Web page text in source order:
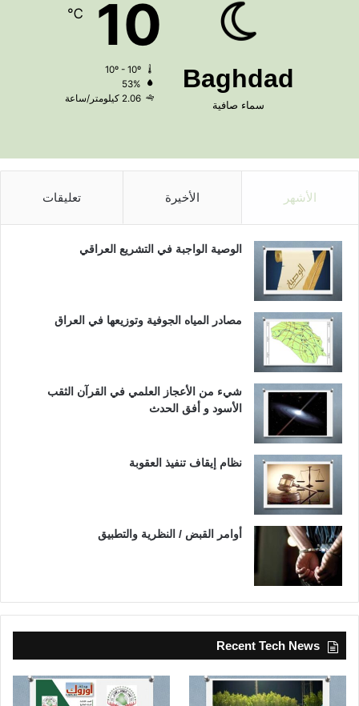
Baghdad
سماء صافية
10
℃
53%
2.06 كيلومتر/ساعة
الأشهر الأخيرة تعليقات
الوصية الواجبة في التشريع العراقي
مصادر المياه الجوفية وتوزيعها في العراق
شيء من الأعجاز العلمي في القرآن الثقب
الأسود و أفق الحدث
نظام إيقاف تنفيذ العقوبة
أوامر القبض / النظرية والتطبيق
Recent Tech News